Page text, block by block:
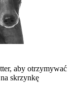
aby otrzymywać
skrzynkę